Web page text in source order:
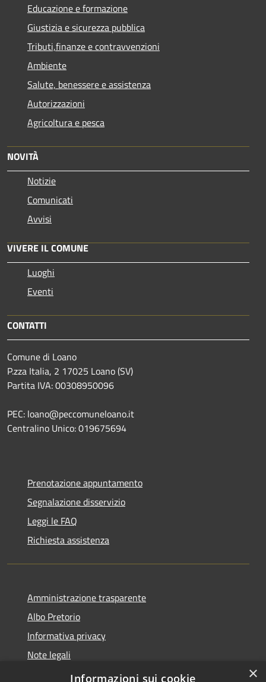
Educazione e formazione
Giustizia e sicurezza pubblica
Tributi,finanze e contravvenzioni
Ambiente
Salute, benessere e assistenza
Autorizzazioni
Agricoltura e pesca
NOVITÀ
Notizie
Comunicati
Avvisi
VIVERE IL COMUNE
Luoghi
Eventi
CONTATTI
Comune di Loano
P.zza Italia, 2 17025 Loano (SV)
Partita IVA: 00308950096
PEC: loano@peccomuneloano.it
Centralino Unico: 019675694
Prenotazione appuntamento
Segnalazione disservizio
Leggi le FAQ
Richiesta assistenza
Amministrazione trasparente
Albo Pretorio
Informativa privacy
Note legali
Dichiarazione di accessibilità
×
Informazioni sui cookie